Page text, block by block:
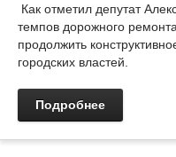
Как отметил депутат
темпов дорожного
продолжить
городских властей.
Подробнее